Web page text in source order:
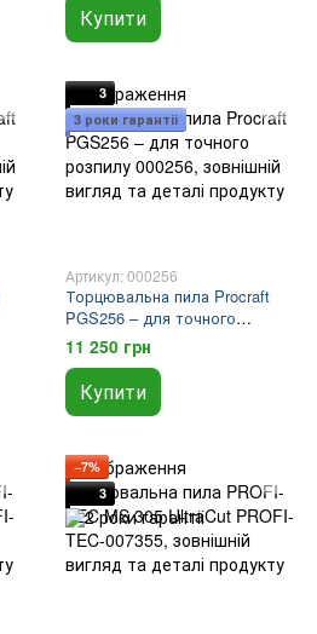
Купити
3
3 роки гарантіі
Артикул: 000256
Торцювальна пила Procraft
PGS256 – для точного
розпилу
11 250 грн
Купити
−7%
3